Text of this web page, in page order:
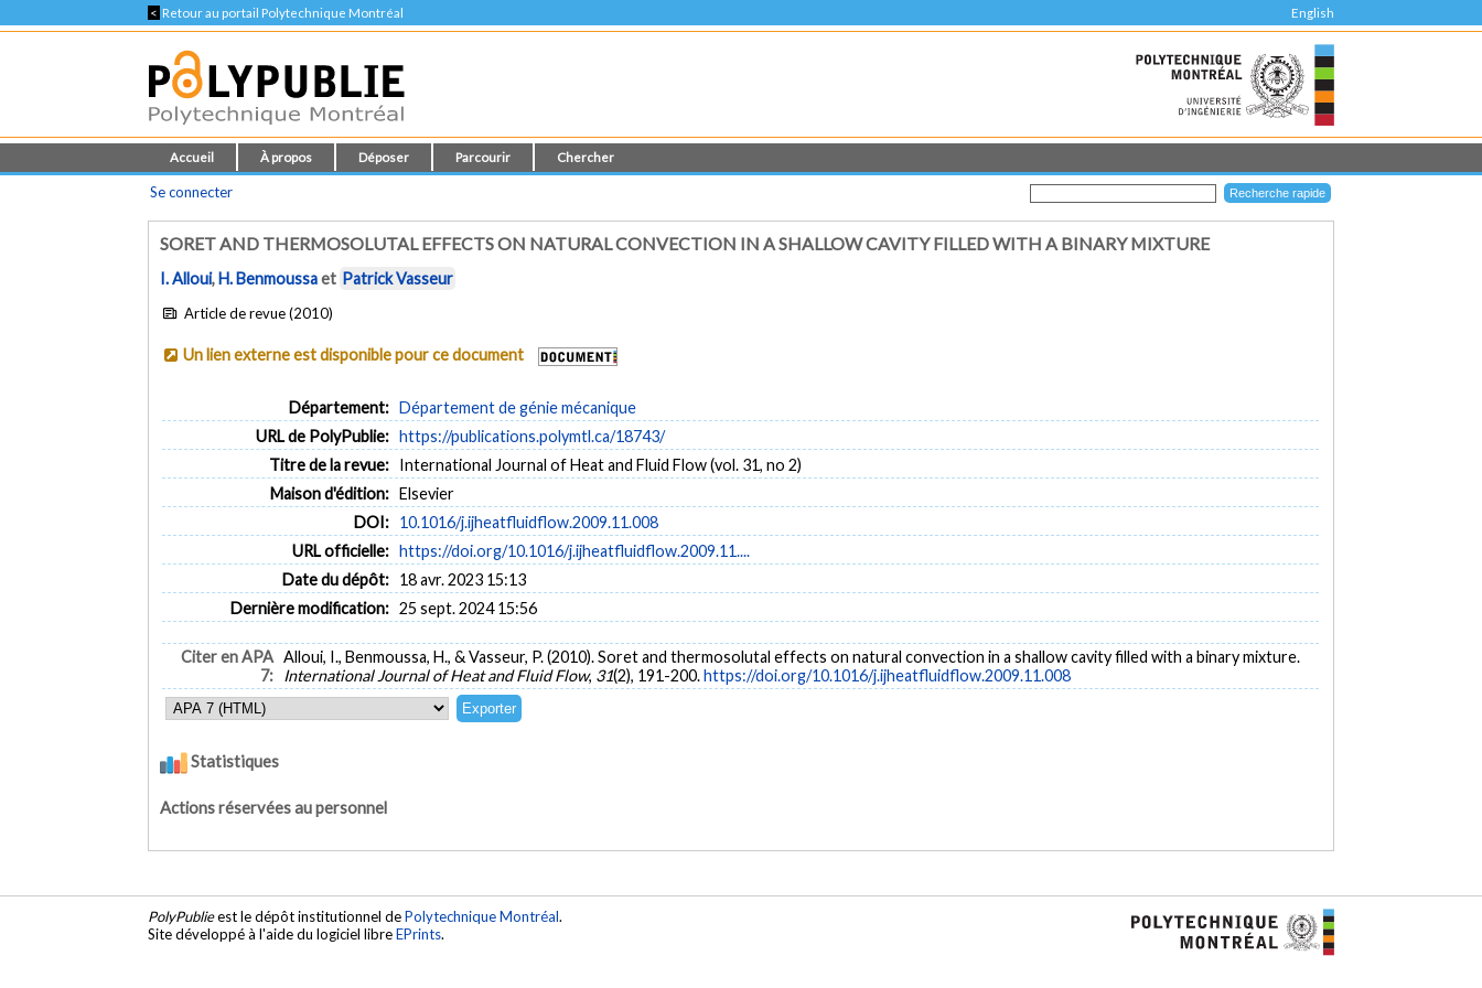
< Retour au portail Polytechnique Montréal English
Accueil À propos Déposer Parcourir Chercher
Se connecter
SORET AND THERMOSOLUTAL EFFECTS ON NATURAL CONVECTION IN A SHALLOW CAVITY FILLED WITH A BINARY MIXTURE
I. Alloui,H. Benmoussaet Patrick Vasseur
Article de revue (2010)
Un lien externe est disponible pour ce document
Département: Département de génie mécanique
URL de PolyPublie: https://publications.polymtl.ca/18743/
Titre de la revue: International Journal of Heat and Fluid Flow (vol. 31, no 2)
Maison d'édition: Elsevier
DOI: 10.1016/j.ijheatfluidflow.2009.11.008
URL officielle: https://doi.org/10.1016/j.ijheatfluidflow.2009.11....
Date du dépôt: 18 avr. 2023 15:13
Dernière modification: 25 sept. 2024 15:56
Citer en APA
7:
Alloui, I., Benmoussa, H., & Vasseur, P. (2010). Soret and thermosolutal effects on natural convection in a shallow cavity filled with a binary mixture.
International Journal of Heat and Fluid Flow, 31(2), 191-200.https://doi.org/10.1016/j.ijheatfluidflow.2009.11.008
Statistiques
Actions réservées au personnel
PolyPublieest le dépôt institutionnel dePolytechnique Montréal.
Site développé à l'aide du logiciel libreEPrints.